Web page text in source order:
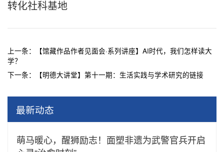
转化社科基地
上一条：
【馆藏作品作者见面会·系列讲座】AI时代，我们怎样读大
学？
下一条：
【明德大讲堂】第十一期：生活实践与学术研究的链接
最新动态
萌马暖心，醒狮励志！面塑非遗为武警官兵开启